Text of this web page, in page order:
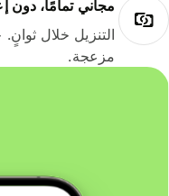
مجاني تمامًا، دون
التنزيل خلال ثوانٍ.
مزعجة.